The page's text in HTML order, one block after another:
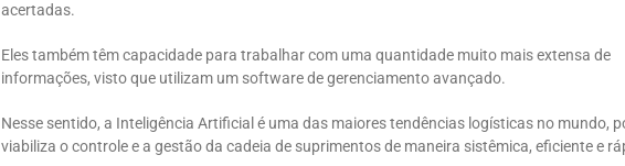
acertadas.
Eles também têm capacidade para trabalhar com uma quantidade muito mais extensa de
informações, visto que utilizam um software de gerenciamento avançado.
Nesse sentido, a Inteligência Artificial é uma das maiores tendências logísticas no mundo,
viabiliza o controle e a gestão da cadeia de suprimentos de maneira sistêmica, eficiente e